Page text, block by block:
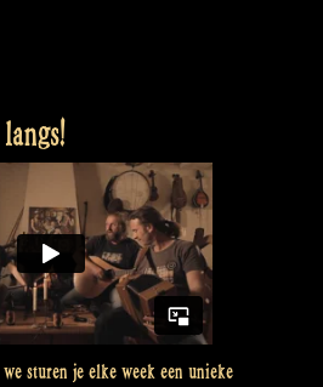
sturen je elke week een unieke